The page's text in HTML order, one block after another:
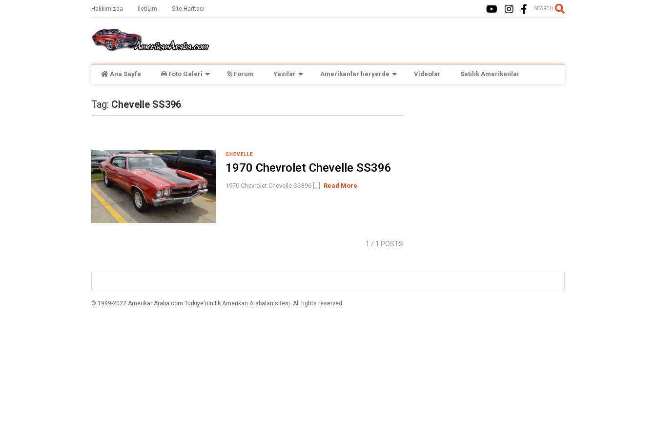
Hakkımızda İletişim Site Haritası SEARCH
Ana Sayfa Foto Galeri Forum Yazılar Amerikanlar heryerde Videolar Satılık Amerikanlar
Tag: Chevelle SS396
CHEVELLE
1970 Chevrolet Chevelle SS396
1970 Chevrolet Chevelle SS396 [...] Read More
1 / 1 POSTS
© 1999-2022 AmerikanAraba.com Türkiye'nin Ilk Amerikan Arabaları sitesi. All rights reserved.